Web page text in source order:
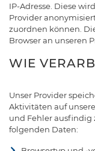
IP-Adresse. Diese
Provider
zuordnen können.
Browser an unseren
WIE
Unser Provider
Aktivitäten auf
und Fehler ausfindig
folgenden Daten: